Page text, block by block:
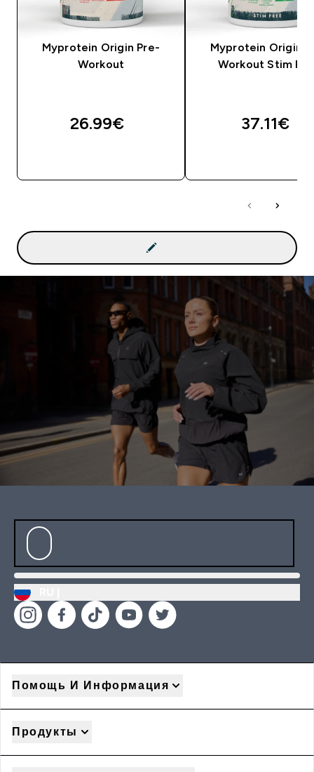
Myprotein Origin Pre-
Workout
26.99€‎
Myprotein Origin
Workout Stim
37.11€‎
Помощь И Информация
Продукты